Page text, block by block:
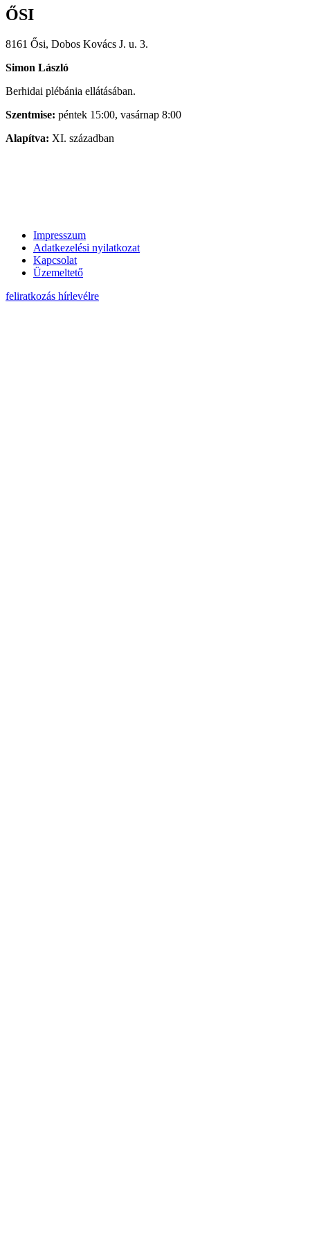
ŐSI
8161 Ősi, Dobos Kovács J. u. 3.
Simon László
Berhidai plébánia ellátásában.
Szentmise: péntek 15:00, vasárnap 8:00
Alapítva: XI. században
Impresszum
Adatkezelési nyilatkozat
Kapcsolat
Üzemeltető
feliratkozás hírlevélre